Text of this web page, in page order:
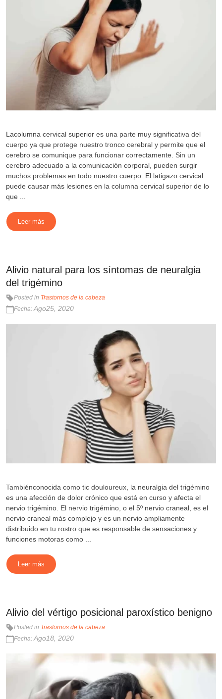
Lacolumna cervical superior es una parte muy significativa del
cuerpo ya que protege nuestro tronco cerebral y permite que el
cerebro se comunique para funcionar correctamente. Sin un
cerebro adecuado a la comunicación corporal, pueden surgir
muchos problemas en todo nuestro cuerpo. El latigazo cervical
puede causar más lesiones en la columna cervical superior de lo
que ...
Leer más
Alivio natural para los síntomas de neuralgia
del trigémino
Posted in Trastornos de la cabeza
Fecha:Ago25, 2020
Tambiénconocida como tic douloureux, la neuralgia del trigémino
es una afección de dolor crónico que está en curso y afecta el
nervio trigémino. El nervio trigémino, o el 5º nervio craneal, es el
nervio craneal más complejo y es un nervio ampliamente
distribuido en tu rostro que es responsable de sensaciones y
funciones motoras como ...
Leer más
Alivio del vértigo posicional paroxístico benigno
Posted in Trastornos de la cabeza
Fecha:Ago18, 2020